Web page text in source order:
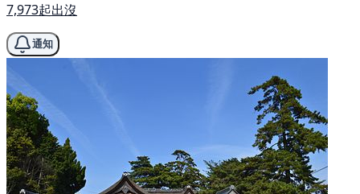
7,973起出沒
通知